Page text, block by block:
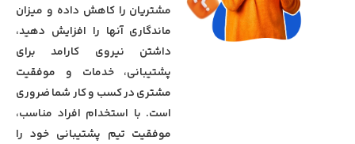
مشتریان را کاهش داده و میزان
ماندگاری آنها را افزایش دهید،
داشتن نیروی کارامد برای
پشتیبانی، خدمات و موفقیت
مشتری در کسب و کار شما ضروری
است. با استخدام افراد مناسب،
موفقیت تیم پشتیبانی خود را